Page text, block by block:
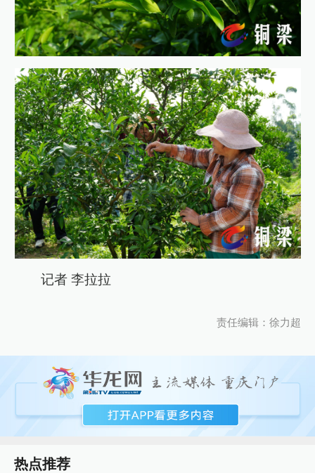
记者 李拉拉
责任编辑：徐力超
热点推荐